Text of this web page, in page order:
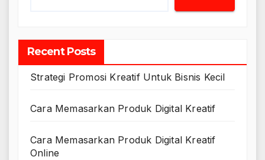
Recent Posts
Strategi Promosi Kreatif Untuk Bisnis Kecil
Cara Memasarkan Produk Digital Kreatif
Cara Memasarkan Produk Digital Kreatif
Online